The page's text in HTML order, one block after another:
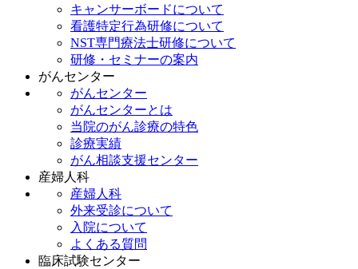
キャンサーボードについて
看護特定行為研修について
NST専門療法士研修について
研修・セミナーの案内
がんセンター
がんセンター
がんセンターとは
当院のがん診療の特色
診療実績
がん相談支援センター
産婦人科
産婦人科
外来受診について
入院について
よくある質問
臨床試験センター